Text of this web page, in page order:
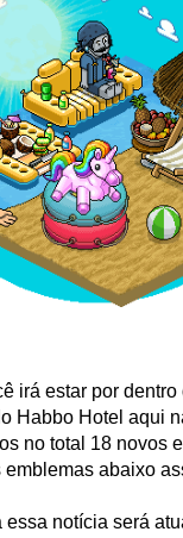
irá estar por
Habbo Hotel aqui
no total 18 novos
emblemas abaixo
essa notícia será